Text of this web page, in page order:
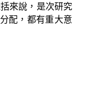
來說，是次研究
配，都有重大意